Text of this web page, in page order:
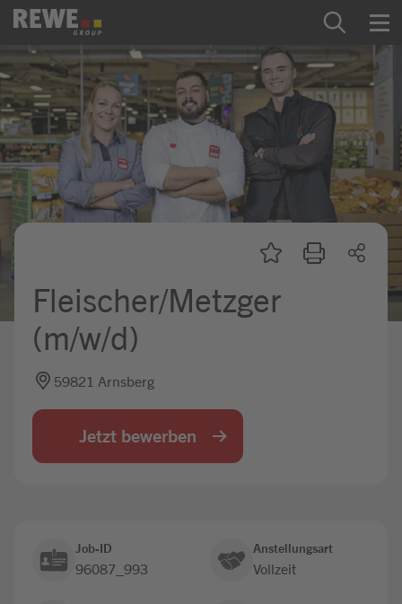
Zum Inhalt springen
Startseite
REWE Group als Arbeitgeber
Ausbildung & Studium
Praktikum & Werkstudium
Mein Kandidat:innenprofil
Fleischer/Metzger
(m/w/d)
59821 Arnsberg
Jetzt bewerben
Job-ID
96087_993
Anstellungsart
Vollzeit